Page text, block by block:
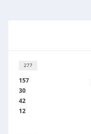
277
157
30
42
12